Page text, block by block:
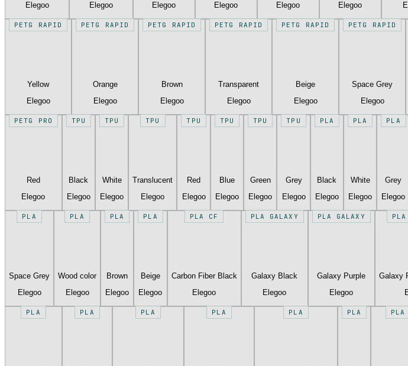
Elegoo
Elegoo
Elegoo
Elegoo
Elegoo
Elegoo
PETG RAPID
Yellow
Elegoo
PETG RAPID
Orange
Elegoo
PETG RAPID
Brown
Elegoo
PETG RAPID
Transparent
Elegoo
PETG RAPID
Beige
Elegoo
PETG RAPID
Space Grey
Elegoo
PETG PRO
Red
Elegoo
TPU
Black
Elegoo
TPU
White
Elegoo
TPU
Translucent
Elegoo
TPU
Red
Elegoo
TPU
Blue
Elegoo
TPU
Green
Elegoo
TPU
Grey
Elegoo
PLA
Black
Elegoo
PLA
White
Elegoo
PLA
Grey
Elegoo
PLA
Space Grey
Elegoo
PLA
Wood color
Elegoo
PLA
Brown
Elegoo
PLA
Beige
Elegoo
PLA CF
Carbon Fiber Black
Elegoo
PLA GALAXY
Galaxy Black
Elegoo
PLA GALAXY
Galaxy Purple
Elegoo
Galaxy
PLA PLA PLA PLA PLA PLA PLA